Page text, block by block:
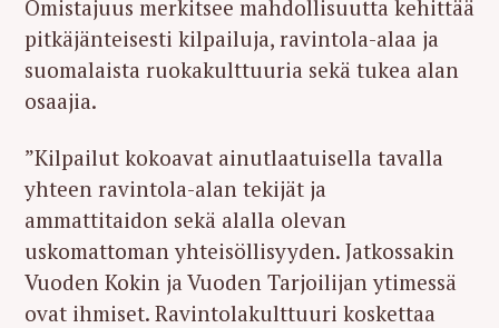
Omistajuus merkitsee mahdollisuutta kehittää
pitkäjänteisesti kilpailuja, ravintola-alaa ja
suomalaista ruokakulttuuria sekä tukea alan
osaajia.
”Kilpailut kokoavat ainutlaatuisella tavalla
yhteen ravintola-alan tekijät ja
ammattitaidon sekä alalla olevan
uskomattoman yhteisöllisyyden. Jatkossakin
Vuoden Kokin ja Vuoden Tarjoilijan ytimessä
ovat ihmiset. Ravintolakulttuuri koskettaa